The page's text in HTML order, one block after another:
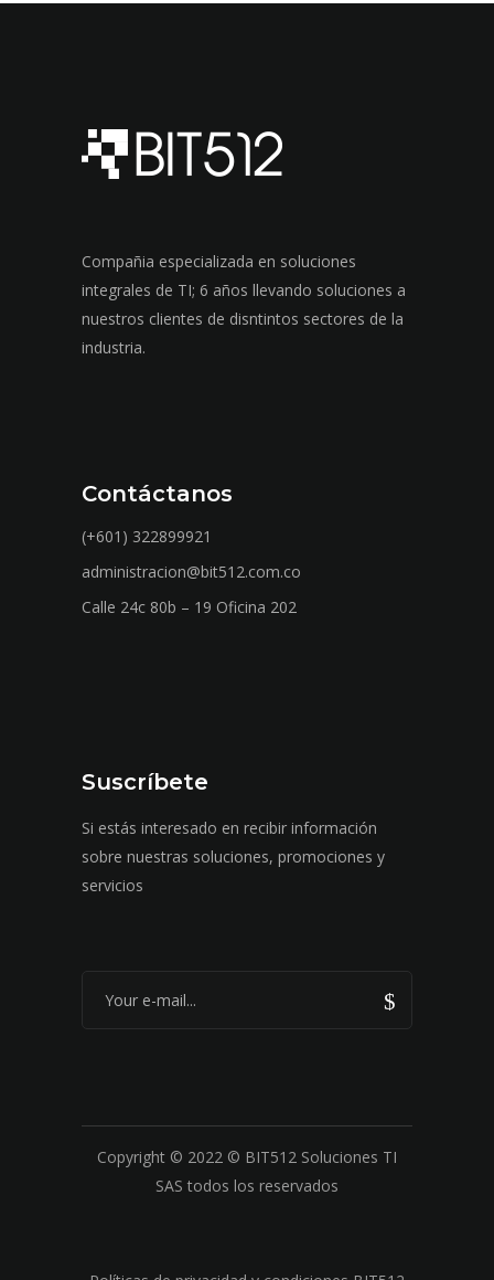
Compañia especializada en soluciones
integrales de TI; 6 años llevando soluciones a
nuestros clientes de disntintos sectores de la
industria.
Contáctanos
(+601) 322899921
administracion@bit512.com.co
Calle 24c 80b – 19 Oficina 202
Suscríbete
Si estás interesado en recibir información
sobre nuestras soluciones, promociones y
servicios
Copyright © 2022 © BIT512 Soluciones TI
SAS todos los reservados